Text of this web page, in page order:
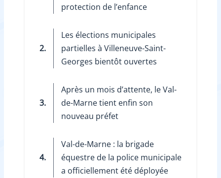
protection de l’enfance
2.
Les élections municipales
partielles à Villeneuve-Saint-
Georges bientôt ouvertes
3.
Après un mois d’attente, le Val-
de-Marne tient enfin son
nouveau préfet
4.
Val-de-Marne : la brigade
équestre de la police municipale
a officiellement été déployée